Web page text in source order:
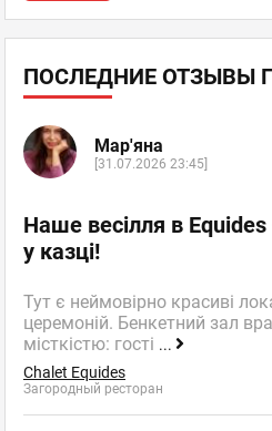
ПОСЛЕДНИЕ ОТЗЫВЫ
Мар'яна
[31.07.2026 23:45]
Наше весілля в
у казці!
Тут є неймовірно красиві
церемоній. Бенкетний зал
місткістю: гості ...
Chalet Equides
Загородный ресторан